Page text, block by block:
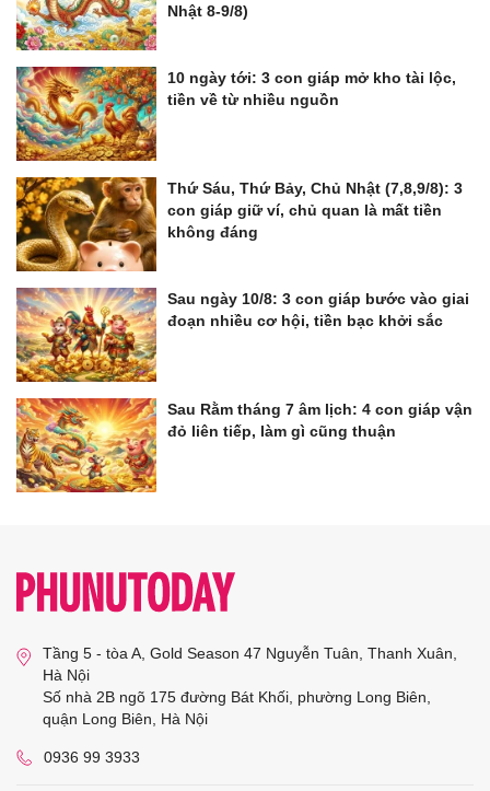
Nhật 8-9/8)
10 ngày tới: 3 con giáp mở kho tài lộc,
tiền về từ nhiều nguồn
Thứ Sáu, Thứ Bảy, Chủ Nhật (7,8,9/8): 3
con giáp giữ ví, chủ quan là mất tiền
không đáng
Sau ngày 10/8: 3 con giáp bước vào giai
đoạn nhiều cơ hội, tiền bạc khởi sắc
Sau Rằm tháng 7 âm lịch: 4 con giáp vận
đỏ liên tiếp, làm gì cũng thuận
Tầng 5 - tòa A, Gold Season 47 Nguyễn Tuân, Thanh Xuân,
Hà Nội
Số nhà 2B ngõ 175 đường Bát Khối, phường Long Biên,
quận Long Biên, Hà Nội
0936 99 3933